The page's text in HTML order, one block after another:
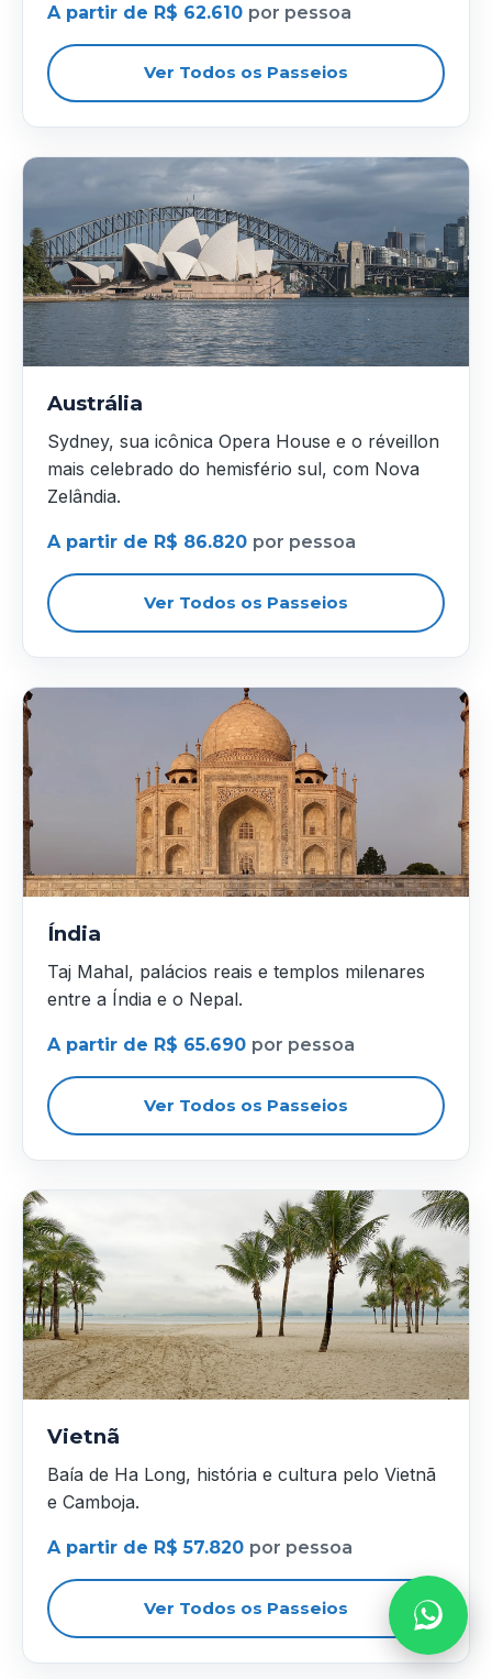
A partir de R$ 62.610 por pessoa
Ver Todos os Passeios
Austrália
Sydney, sua icônica Opera House e o réveillon
mais celebrado do hemisfério sul, com Nova
Zelândia.
A partir de R$ 86.820 por pessoa
Ver Todos os Passeios
Índia
Taj Mahal, palácios reais e templos milenares
entre a Índia e o Nepal.
A partir de R$ 65.690 por pessoa
Ver Todos os Passeios
Vietnã
Baía de Ha Long, história e cultura pelo Vietnã
e Camboja.
A partir de R$ 57.820 por pessoa
Ver Todos os Passeios